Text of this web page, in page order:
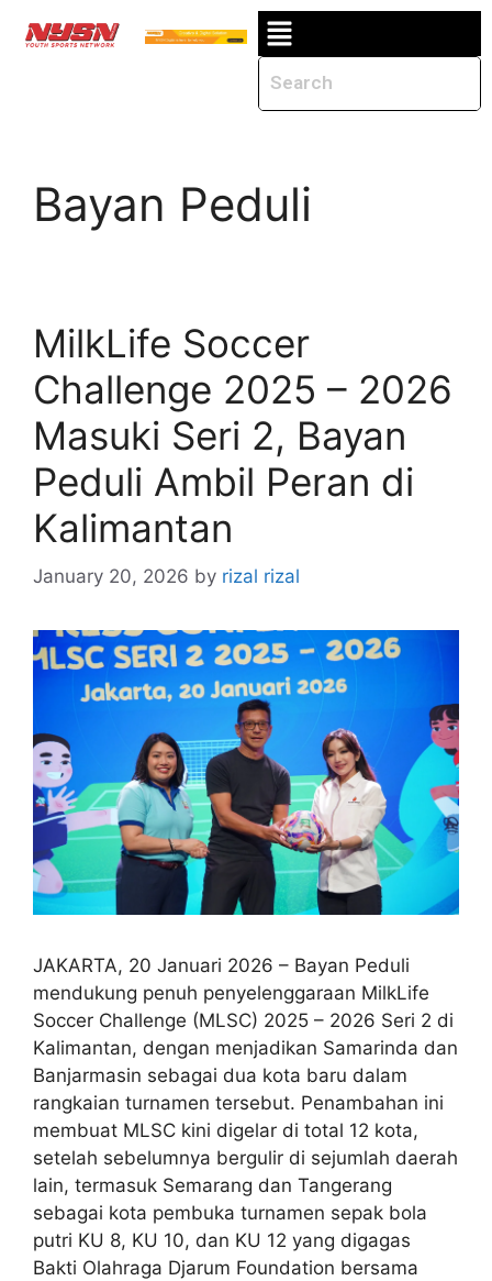
Bayan Peduli
MilkLife Soccer
Challenge 2025 – 2026
Masuki Seri 2, Bayan
Peduli Ambil Peran di
Kalimantan
January 20, 2026 by rizal rizal
JAKARTA, 20 Januari 2026 – Bayan Peduli
mendukung penuh penyelenggaraan MilkLife
Soccer Challenge (MLSC) 2025 – 2026 Seri 2 di
Kalimantan, dengan menjadikan Samarinda dan
Banjarmasin sebagai dua kota baru dalam
rangkaian turnamen tersebut. Penambahan ini
membuat MLSC kini digelar di total 12 kota,
setelah sebelumnya bergulir di sejumlah daerah
lain, termasuk Semarang dan Tangerang
sebagai kota pembuka turnamen sepak bola
putri KU 8, KU 10, dan KU 12 yang digagas
Bakti Olahraga Djarum Foundation bersama